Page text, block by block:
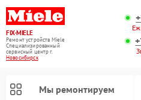
FIX-MIELE
Ремонт устройств Miele
Специализированный
cервисный центр г.
Новосибирск
Мы ремонтируем